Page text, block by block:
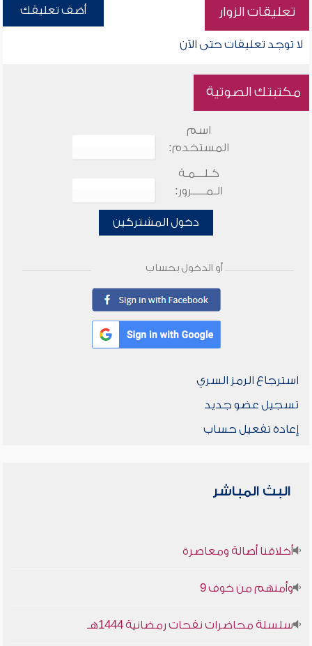
تعليقات الزوار أضف تعليقك
لا توجد تعليقات حتى الآن
مكتبتك الصوتية
اسم
المستخدم:
كـلـــمـة
الـمـــــرور:
دخول المشتركين
أو الدخول بحساب
استرجاع الرمز السري
تسجيل عضو جديد
إعادة تفعيل حساب
البث المباشر
أخلاقنا أصالة ومعاصرة
وأمنهم من خوف 9
سلسلة محاضرات نفحات رمضانية 1444هـ